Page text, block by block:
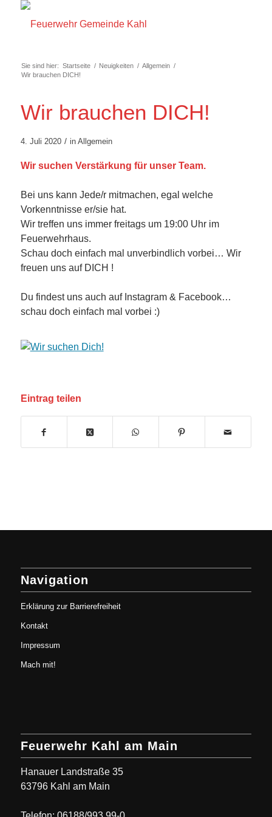
Sie sind hier: Startseite / Neuigkeiten / Allgemein /
Wir brauchen DICH!
Wir brauchen DICH!
4. Juli 2020 / in Allgemein
Wir suchen Verstärkung für unser Team.
Bei uns kann Jede/r mitmachen, egal welche
Vorkenntnisse er/sie hat.
Wir treffen uns immer freitags um 19:00 Uhr im
Feuerwehrhaus.
Schau doch einfach mal unverbindlich vorbei… Wir
freuen uns auf DICH !
Du findest uns auch auf Instagram & Facebook…
schau doch einfach mal vorbei :)
Eintrag teilen
Navigation
Erklärung zur Barrierefreiheit
Kontakt
Impressum
Mach mit!
Feuerwehr Kahl am Main
Hanauer Landstraße 35
63796 Kahl am Main